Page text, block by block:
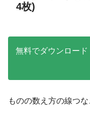
4枚)
無料でダウンロード
ものの数え方の線つな